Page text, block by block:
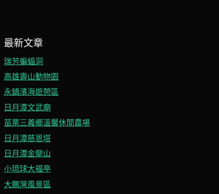
最新文章
瑞芳蝙蝠洞
高雄壽山動物園
永鎮濱海遊憩區
日月潭文武廟
苗栗三義鄉溫馨休閒農場
日月潭慈恩塔
日月潭金龍山
小琉球大福亭
大鵬灣風景區